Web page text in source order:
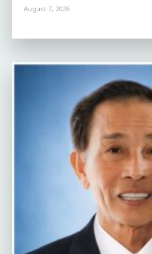
August 7, 2026